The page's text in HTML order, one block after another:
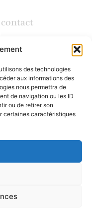
des technologies
aux informations des
nous permettra de
de navigation ou les ID
ou de retirer son
certaines caractéristiques
Terrebonne
Mirabel
- 18h